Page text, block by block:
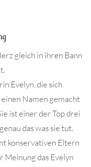
gleich in ihren Bann
Evelyn, die sich
Namen gemacht
ist einer der Top drei
das was sie tut.
konservativen Eltern
Meinung das Evelyn